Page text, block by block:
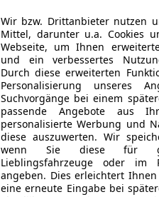
Wir bzw. Drittanbieter nutzen
Mittel, darunter u.a. Cookies
Webseite, um Ihnen
und ein verbessertes
Durch diese erweiterten
Personalisierung unseres
Suchvorgänge bei einem
passende Angebote aus
personalisierte Werbung und
diese auszuwerten. Wir
wenn Sie diese für
Lieblingsfahrzeuge oder im
angeben. Dies erleichtert
eine erneute Eingabe bei